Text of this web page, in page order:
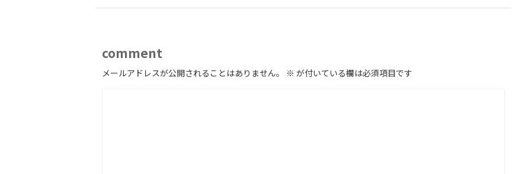
comment
メールアドレスが公開されることはありません。 ※ が付いている欄は必須項目です